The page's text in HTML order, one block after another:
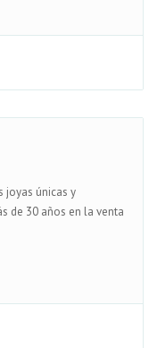
joyas únicas y
de 30 años en la venta